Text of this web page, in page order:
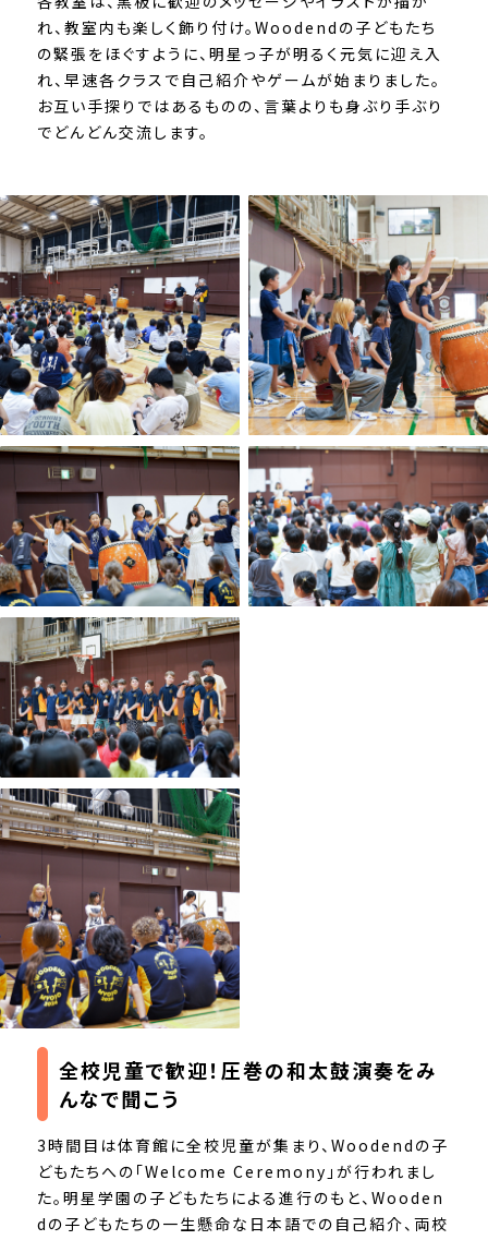
れ、教室内も楽しく飾り付け。Woodendの子どもたち
の緊張をほぐすように、明星っ子が明るく元気に迎え入
れ、早速各クラスで自己紹介やゲームが始まりました。
お互い手探りではあるものの、言葉よりも身ぶり手ぶり
でどんどん交流します。
全校児童で歓迎！ 圧巻の和太鼓演奏をみ
んなで聞こう
3時間目は体育館に全校児童が集まり、Woodendの子
どもたちへの「Welcome Ceremony」が行われまし
た。明星学園の子どもたちによる進行のもと、Wooden
dの子どもたちの一生懸命な日本語での自己紹介、両校